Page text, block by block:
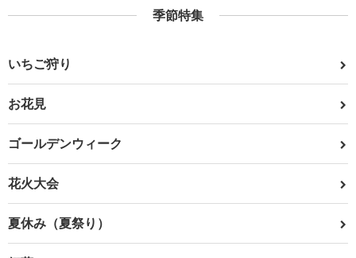
季節特集
いちご狩り
お花見
ゴールデンウィーク
花火大会
夏休み（夏祭り）